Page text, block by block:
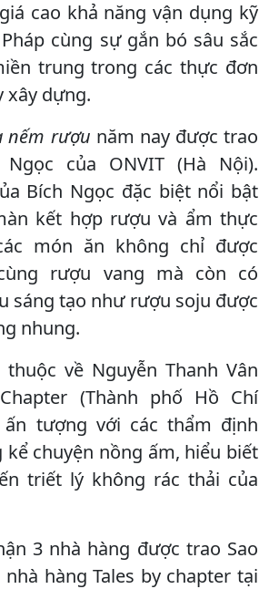
cao khả năng vận dụng kỹ
cùng sự gắn bó sâu sắc
trung trong các thực đơn
xây dựng.
nếm rượu năm nay được trao
của ONVIT (Hà Nội).
Bích Ngọc đặc biệt nổi bật
kết hợp rượu và ẩm thực
món ăn không chỉ được
rượu vang mà còn có
sáng tạo như rượu soju được
nhung.
thuộc về Nguyễn Thanh Vân
(Thành phố Hồ Chí
ấn tượng với các thẩm định
chuyện nồng ấm, hiểu biết
triết lý không rác thải của
3 nhà hàng được trao Sao
hàng Tales by chapter tại